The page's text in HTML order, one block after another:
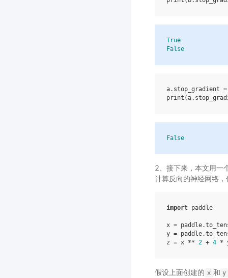
True
False
a. stop_gradient =
print (a.
False
2、接下来，本文用一
计算反向的神经网络
import paddle
x = paddle.
y = paddle.
z = x ** 2 + 4 *
假设上面创建的 x 和 y